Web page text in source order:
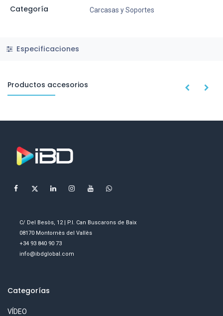
Categoría Carcasas y Soportes
Especificaciones
Productos accesorios
C/ Del Besòs, 12 | P.I. Can Buscarons de Baix
08170 Montornès del Vallès
+34 93 840 90 73
info@ibdglobal.com
Categorías
VÍDEO